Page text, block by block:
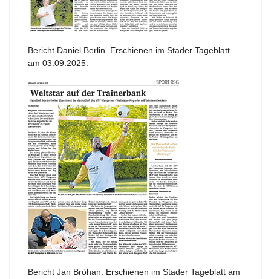
Bericht Daniel Berlin. Erschienen im Stader Tageblatt
am 03.09.2025.
Bericht Jan Bröhan. Erschienen im Stader Tageblatt am